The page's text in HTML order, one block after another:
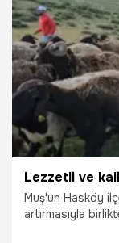
maratonunda
7.07.2026
Muş'un Hasköy
artırmasıyla